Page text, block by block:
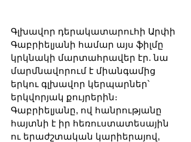
Գլխավոր դերակատարուհի Արփի
Գաբրիելյանի համար այս ֆիլմը
կրկնակի մարտահրավեր էր. նա
մարմնավորում է միանգամից
երկու գլխավոր կերպարներ՝
երկվորյակ քույրերին։
Գաբրիելյանը, ով հանրությանը
հայտնի է իր հեռուստատեսային
ու երաժշտական կարիերայով,